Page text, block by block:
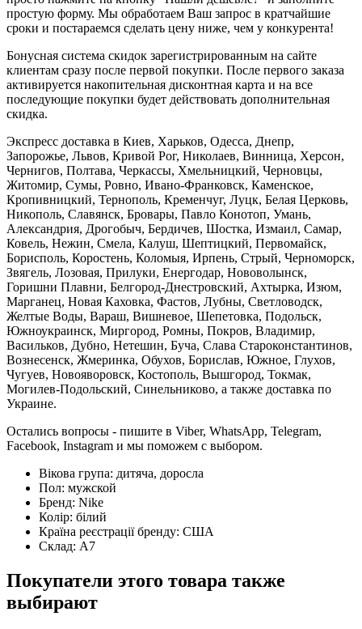
простую форму. Мы обработаем Ваш запрос в кратчайшие
сроки и постараемся сделать цену ниже, чем у конкурента!
Бонусная система скидок зарегистрированным на сайте
клиентам сразу после первой покупки. После первого заказа
активируется накопительная дисконтная карта и на все
последующие покупки будет действовать дополнительная
скидка.
Экспресс доставка в Киев, Харьков, Одесса, Днепр,
Запорожье, Львов, Кривой Рог, Николаев, Винница, Херсон,
Чернигов, Полтава, Черкассы, Хмельницкий, Черновцы,
Житомир, Сумы, Ровно, Ивано-Франковск, Каменское,
Кропивницкий, Тернополь, Кременчуг, Луцк, Белая Церковь,
Никополь, Славянск, Бровары, Павло Конотоп, Умань,
Александрия, Дрогобыч, Бердичев, Шостка, Измаил, Самар,
Ковель, Нежин, Смела, Калуш, Шептицкий, Первомайск,
Борисполь, Коростень, Коломыя, Ирпень, Стрый, Черноморск,
Звягель, Лозовая, Прилуки, Енергодар, Нововолынск,
Горишни Плавни, Белгород-Днестровский, Ахтырка, Изюм,
Марганец, Новая Каховка, Фастов, Лубны, Светловодск,
Желтые Воды, Вараш, Вишневое, Шепетовка, Подольск,
Южноукраинск, Миргород, Ромны, Покров, Владимир,
Васильков, Дубно, Нетешин, Буча, Слава Староконстантинов,
Вознесенск, Жмеринка, Обухов, Борислав, Южное, Глухов,
Чугуев, Новояворовск, Костополь, Вышгород, Токмак,
Могилев-Подольский, Синельниково, а также доставка по
Украине.
Остались вопросы - пишите в Viber, WhatsApp, Telegram,
Facebook, Instagram и мы поможем с выбором.
Вікова група: дитяча, доросла
Пол: мужской
Бренд: Nike
Колір: білий
Країна реєстрації бренду: США
Склад: А7
Покупатели этого товара также
выбирают